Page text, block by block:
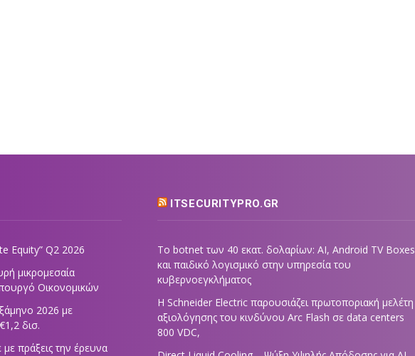
Equity” Q2 2026
μικρομεσαία
Οικονομικών
2026 με
δισ.
πράξεις την έρευνα
ITSECURITYPRO.GR
Το botnet των 40 εκατ. δολαρίων: AI, Android TV Boxes
και παιδικό λογισμικό στην υπηρεσία του
κυβερνοεγκλήματος
Η Schneider Electric παρουσιάζει πρωτοποριακή μελέτη
αξιολόγησης του κινδύνου Arc Flash σε data centers
800 VDC,